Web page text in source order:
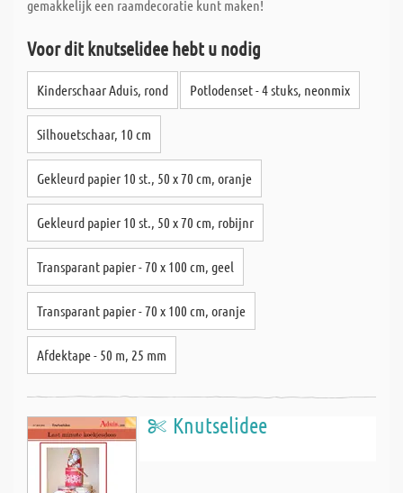
gemakkelijk een raamdecoratie kunt maken!
Voor dit knutselidee hebt u nodig
Kinderschaar Aduis, rond Potlodenset - 4 stuks, neonmix
Silhouetschaar, 10 cm
Gekleurd papier 10 st., 50 x 70 cm, oranje
Gekleurd papier 10 st., 50 x 70 cm, robijnr
Transparant papier - 70 x 100 cm, geel
Transparant papier - 70 x 100 cm, oranje
Afdektape - 50 m, 25 mm
Knutselidee